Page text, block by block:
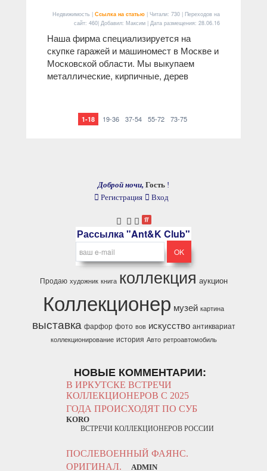
Недвижимость | Ссылка на статью | Читали: 730 | Переходов на
сайт: 460| Добавил: Максим | Дата размещения: 28.06.16
Наша фирма специализируется на
скупке гаражей и машиномест в Москве и
Московской области. Мы выкупаем
металлические, кирпичные, дерев
1-18 19-36 37-54 55-72 73-75
Доброй ночи, Гость !
Регистрация
Вход
Рассылка "Ant&K Club"
Продаю художник книга коллекция аукцион
Коллекционер музей картина
выставка фарфор фото вов искусство антиквариат
коллекционирование история Авто ретроавтомобиль
НОВЫЕ КОММЕНТАРИИ:
В ИРКУТСКЕ ВСТРЕЧИ
КОЛЛЕКЦИОНЕРОВ С 2025
ГОДА ПРОИСХОДЯТ ПО СУБ
KORO
ВСТРЕЧИ КОЛЛЕКЦИОНЕРОВ РОССИИ
ПОСЛЕВОЕННЫЙ ФАЯНС.
ОРИГИНАЛ.
ADMIN